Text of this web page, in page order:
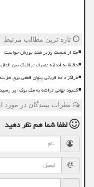
تازه ترین مطالب مرتبط
متا از نخست وزیر هند پوزش خواست
دقیقا به اندازه مصرف ترافیک بین
مراکز داده قربانی پنهان قطعی برق
کمبود جهانی تراشه به مک بوک ایر رسید
نظرات بینندگان در
لطفا شما همنظر دهید